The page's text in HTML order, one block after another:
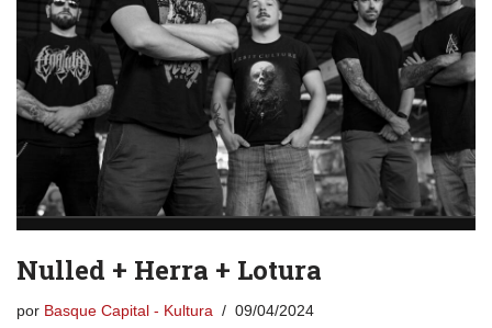
Nulled + Herra + Lotura
por Basque Capital - Kultura 09/04/2024